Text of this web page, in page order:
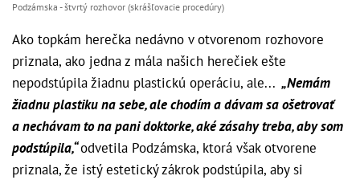
Podzámska - štvrtý rozhovor (skrášľovacie procedúry)
Ako topkám herečka nedávno v otvorenom rozhovore
priznala, ako jedna z mála našich herečiek ešte
nepodstúpila žiadnu plastickú operáciu, ale... „Nemám
žiadnu plastiku na sebe, ale chodím a dávam sa ošetrovať
a nechávam to na pani doktorke, aké zásahy treba, aby som
podstúpila,“odvetila Podzámska, ktorá však otvorene
priznala, že istý estetický zákrok podstúpila, aby si